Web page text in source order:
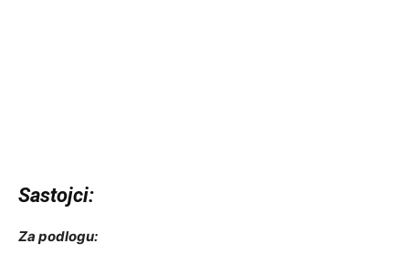
Sastojci:
Za podlogu: